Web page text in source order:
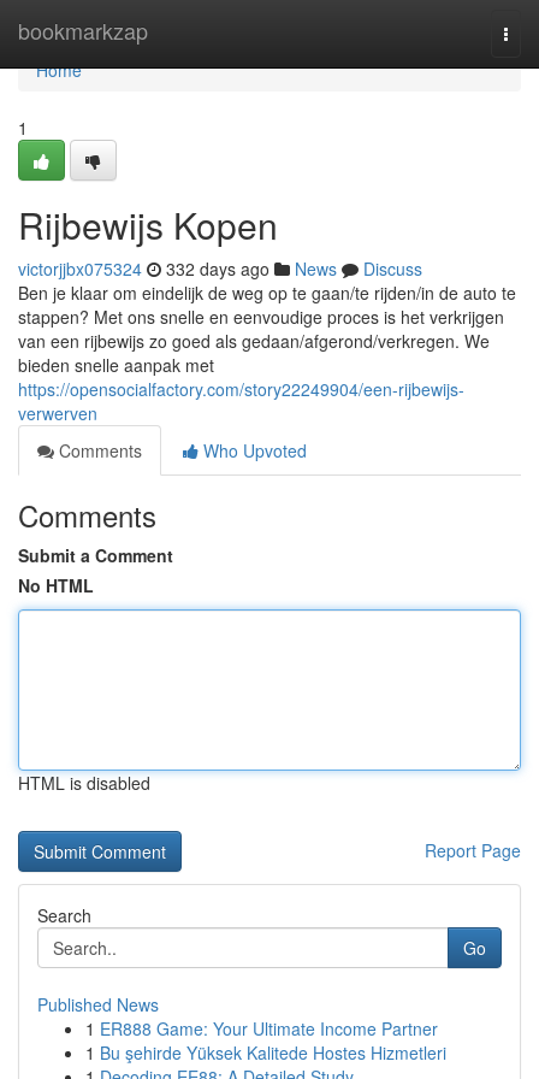
bookmarkzap
Home
Home
1
Rijbewijs Kopen
victorjjbx075324 332 days ago News
Discuss
Ben je klaar om eindelijk de weg op te gaan/te rijden/in de auto te
stappen? Met ons snelle en eenvoudige proces is het verkrijgen
van een rijbewijs zo goed als gedaan/afgerond/verkregen. We
bieden snelle aanpak met
https://opensocialfactory.com/story22249904/een-rijbewijs-
verwerven
Comments
Who Upvoted
Comments
Submit a Comment
No HTML
HTML is disabled
Report Page
Search
Go
Published News
1 ER888 Game: Your Ultimate Income Partner
1 Bu şehirde Yüksek Kalitede Hostes Hizmetleri